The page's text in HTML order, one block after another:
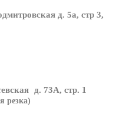
д. 5а, стр 3,
д. 73А, стр. 1
резка)